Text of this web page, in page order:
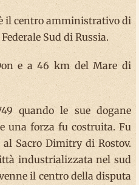
il centro amministrativo di
Sud di Russia.
e a 46 km del Mare di
quando le sue dogane
una forza fu costruita. Fu
Sacro Dimitry di Rostov.
industrializzata nel sud
il centro della disputa